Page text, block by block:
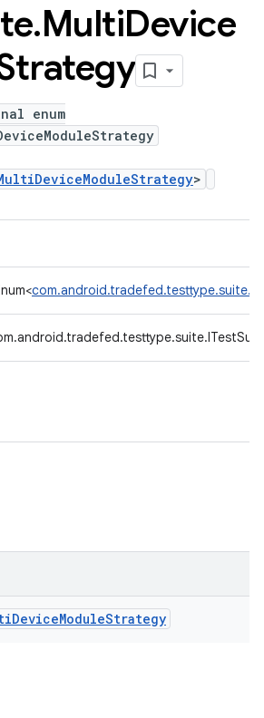
.MultiDevice
enum
>
DeviceModuleStrategy